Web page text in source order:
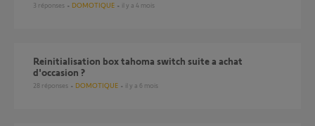
3 réponses DOMOTIQUE il y a 4 mois
Reinitialisation box tahoma switch suite a achat
d'occasion ?
28 réponses DOMOTIQUE il y a 6 mois